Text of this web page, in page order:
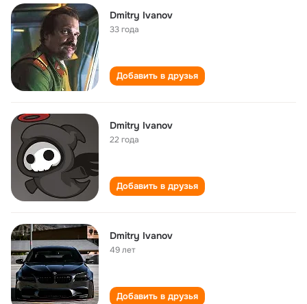
Dmitry Ivanov
33 года
Добавить в друзья
Dmitry Ivanov
22 года
Добавить в друзья
Dmitry Ivanov
49 лет
Добавить в друзья